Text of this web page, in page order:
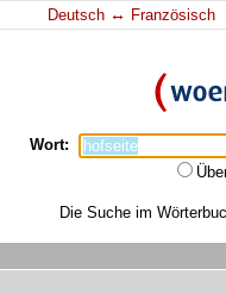
Deutsch ↔ Französisch
Wort:
Die Suche im